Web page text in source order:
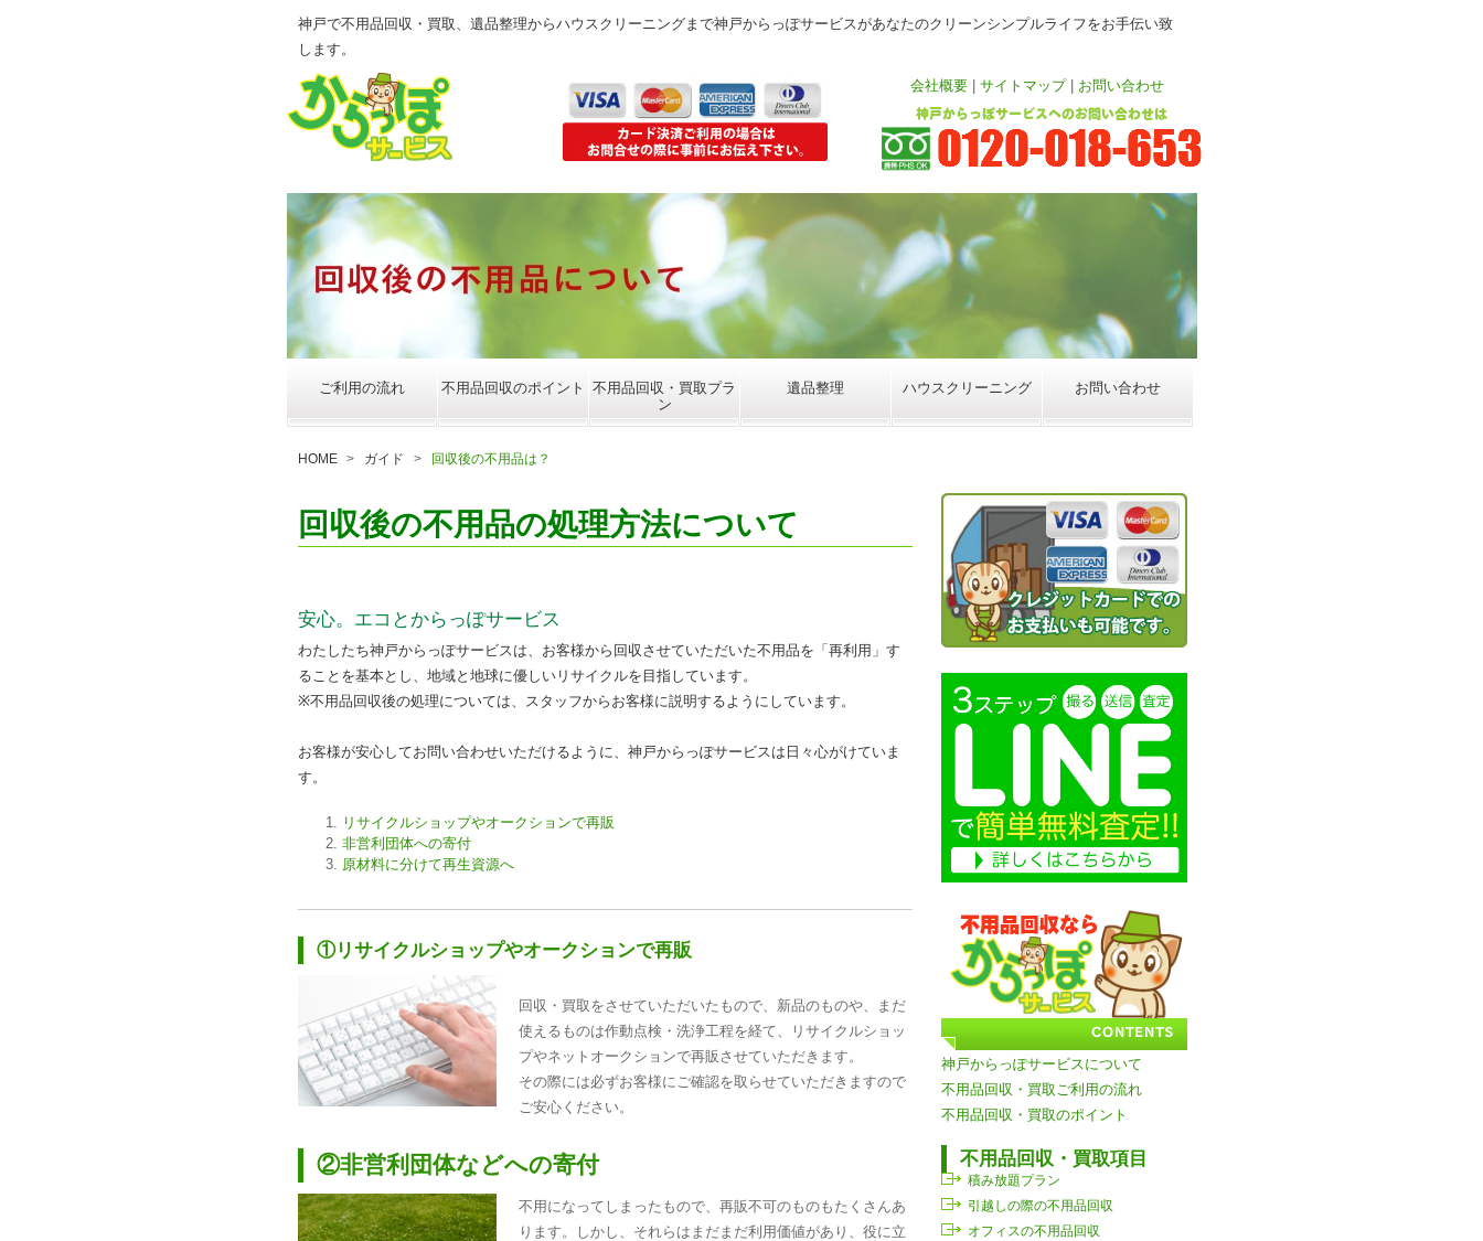
神戸で不用品回収・買取、遺品整理からハウスクリーニングまで神戸からっぽサービスがあなたのクリーンシンプルライフをお手伝い致
します。
会社概要 |サイトマップ| お問い合わせ
ご利用の流れ 不用品回収のポイント
不用品回収・買取プラ
ン
遺品整理 ハウスクリーニング お問い合わせ
HOME > ガイド > 回収後の不用品は？
回収後の不用品の処理方法について
安心。エコとからっぽサービス
わたしたち神戸からっぽサービスは、お客様から回収させていただいた不用品を「再利用」す
ることを基本とし、地域と地球に優しいリサイクルを目指しています。
※不用品回収後の処理については、スタッフからお客様に説明するようにしています。
お客様が安心してお問い合わせいただけるように、神戸からっぽサービスは日々心がけていま
す。
リサイクルショップやオークションで再販
非営利団体への寄付
原材料に分けて再生資源へ
①リサイクルショップやオークションで再販
回収・買取をさせていただいたもので、新品のものや、まだ
使えるものは作動点検・洗浄工程を経て、リサイクルショッ
プやネットオークションで再販させていただきます。
その際には必ずお客様にご確認を取らせていただきますので
ご安心ください。
②非営利団体などへの寄付
不用になってしまったもので、再販不可のものもたくさんあ
ります。しかし、それらはまだまだ利用価値があり、役に立
神戸からっぽサービスについて
不用品回収・買取ご利用の流れ
不用品回収・買取のポイント
不用品回収・買取項目
積み放題プラン
引越しの際の不用品回収
オフィスの不用品回収